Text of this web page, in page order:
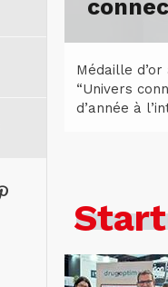
Médaille
“Univers
d’année à